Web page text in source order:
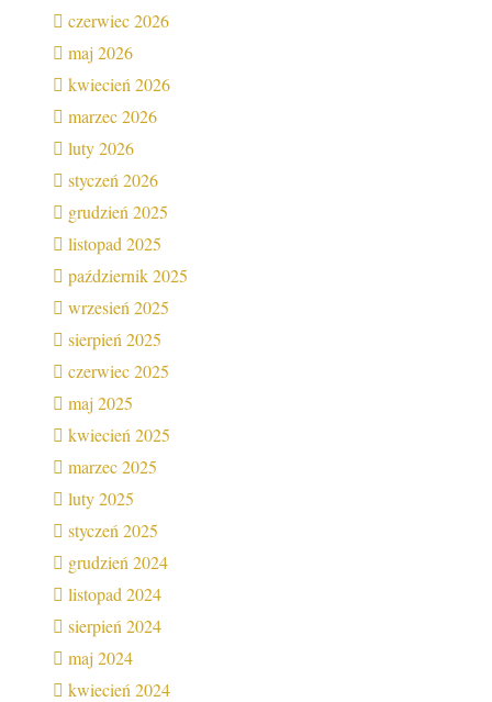
czerwiec 2026
maj 2026
kwiecień 2026
marzec 2026
luty 2026
styczeń 2026
grudzień 2025
listopad 2025
październik 2025
wrzesień 2025
sierpień 2025
czerwiec 2025
maj 2025
kwiecień 2025
marzec 2025
luty 2025
styczeń 2025
grudzień 2024
listopad 2024
sierpień 2024
maj 2024
kwiecień 2024